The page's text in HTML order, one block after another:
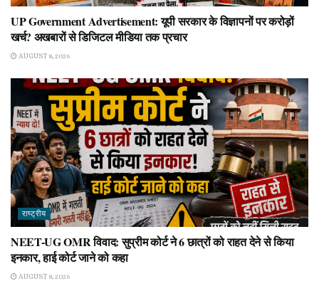
UP Government Advertisement: यूपी सरकार के विज्ञापनों पर करोड़ों
खर्च? अखबारों से डिजिटल मीडिया तक प्रचार
AUGUST 8, 2026
राष्ट्रीय
NEET-UG OMR विवाद: सुप्रीम कोर्ट ने 6 छात्रों को राहत देने से किया
इनकार, हाई कोर्ट जाने को कहा
AUGUST 8, 2026